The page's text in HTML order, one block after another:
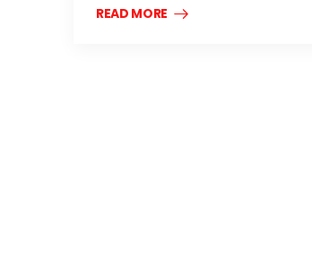
READ MORE